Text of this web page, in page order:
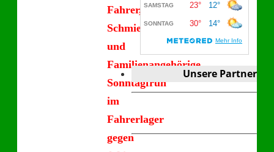
Fahrer,
Schmiermaxen
und
Familienangehörige
Sonntagfrüh
im
Fahrerlager
gegen
Unsere Partner